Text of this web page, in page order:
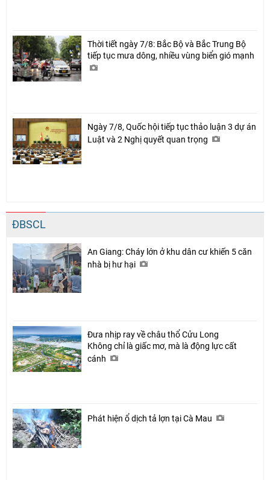
Thời tiết ngày 7/8: Bắc Bộ và Bắc Trung Bộ
tiếp tục mưa dông, nhiều vùng biển gió mạnh
Ngày 7/8, Quốc hội tiếp tục thảo luận 3 dự án
Luật và 2 Nghị quyết quan trọng
ĐBSCL
An Giang: Cháy lớn ở khu dân cư khiến 5 căn
nhà bị hư hại
Đưa nhịp ray về châu thổ Cửu Long
Không chỉ là giấc mơ, mà là động lực cất
cánh
Phát hiện ổ dịch tả lợn tại Cà Mau